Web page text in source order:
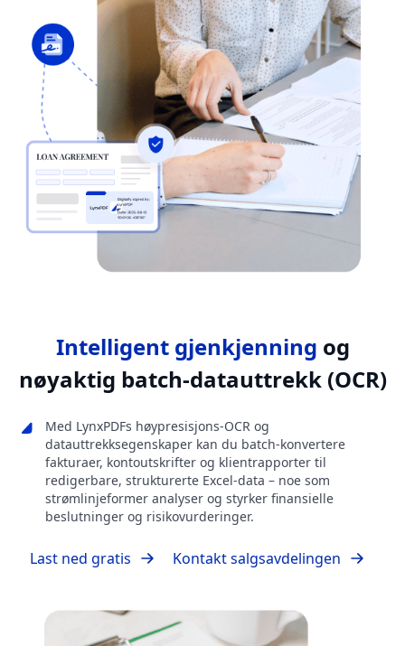
Intelligent gjenkjenning og
nøyaktig batch-datauttrekk (OCR)
Med LynxPDFs høypresisjons-OCR og
datauttrekksegenskaper kan du batch-konvertere
fakturaer, kontoutskrifter og klientrapporter til
redigerbare, strukturerte Excel-data – noe som
strømlinjeformer analyser og styrker finansielle
beslutninger og risikovurderinger.
Last ned gratis Kontakt salgsavdelingen